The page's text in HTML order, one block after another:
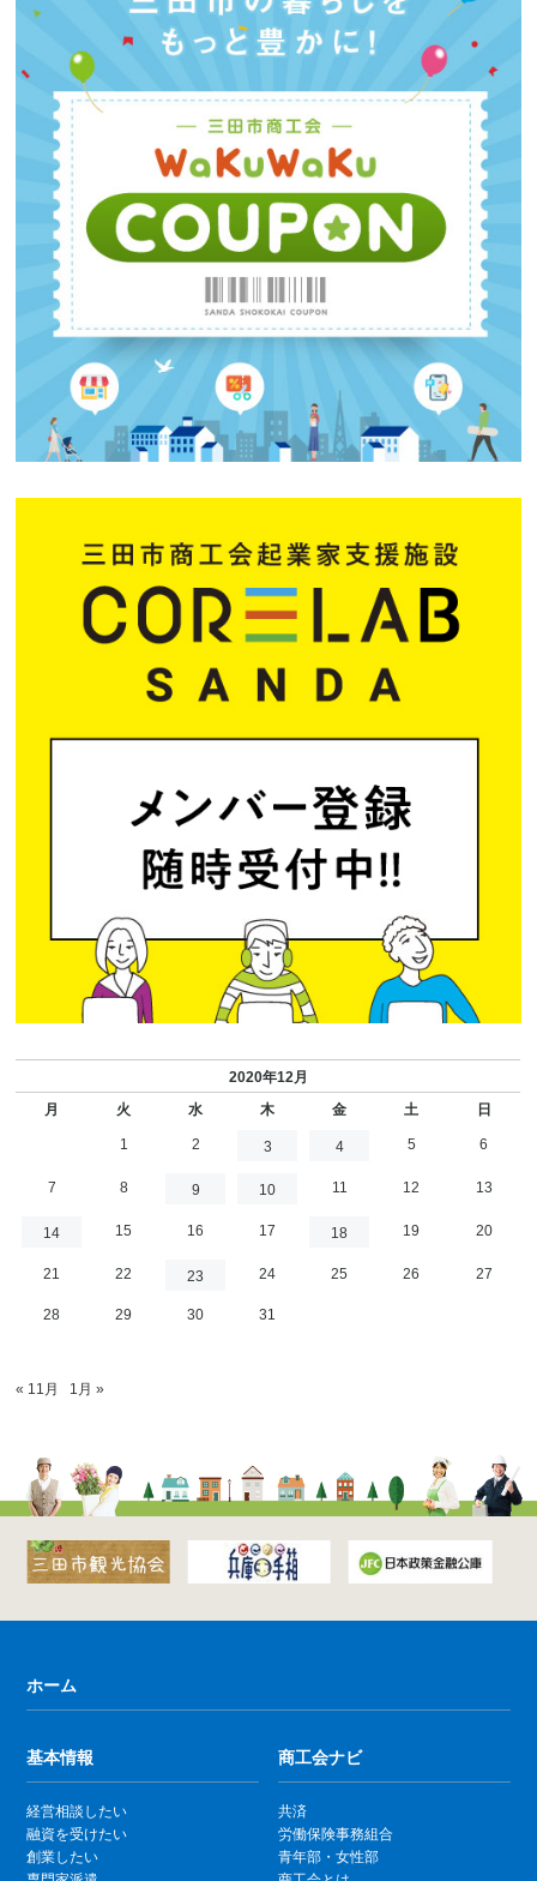
2020年12月
月
火 水 木 金 土 日
1 2 3 4 5 6
7 8 9 10 11 12 13
14 15 16 17 18 19 20
21 22 23 24 25 26 27
28 29 30 31
« 11月 1月 »
ホーム
基本情報
経営相談したい
融資を受けたい
創業したい
商工会ナビ
共済
労働保険事務組合
青年部・女性部